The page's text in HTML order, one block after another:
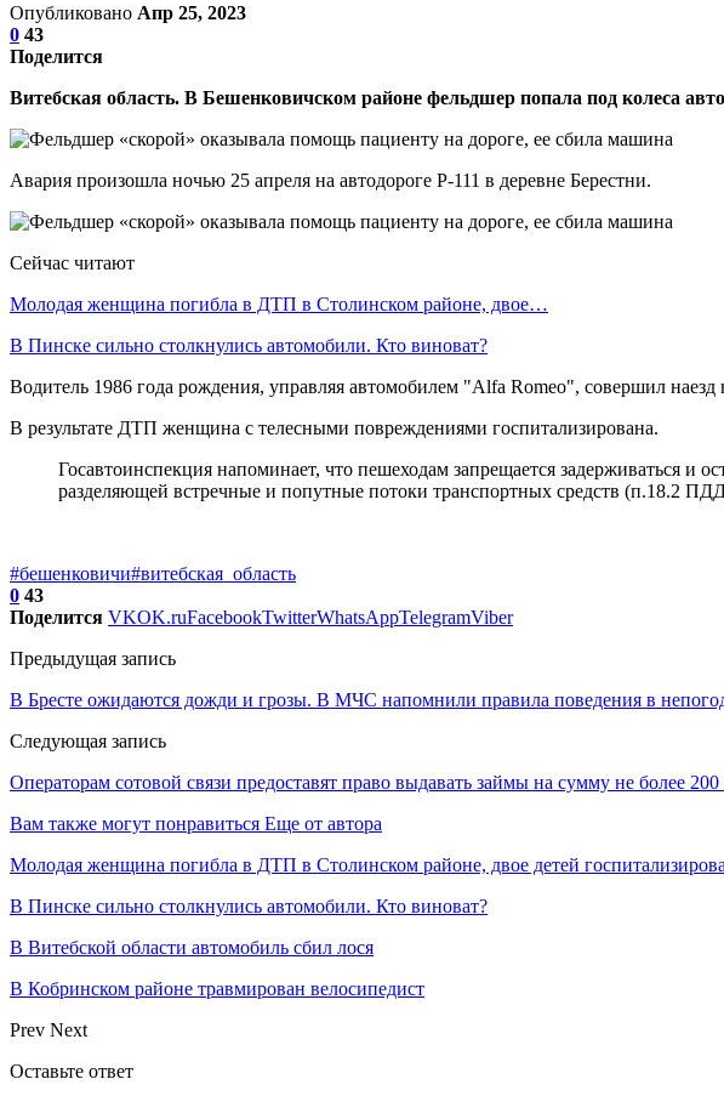
Опубликовано Апр 25, 2023
0 43
Поделится
Витебская область. В Бешенковичском районе фельдшер попала под колеса
Авария произошла ночью 25 апреля на автодороге Р-111 в деревне Берестни.
Сейчас читают
Молодая женщина погибла в ДТП в Столинском районе, двое…
В Пинске сильно столкнулись автомобили. Кто виноват?
Водитель 1986 года рождения, управляя автомобилем "Alfa Romeo", совершил
В результате ДТП женщина с телесными повреждениями госпитализирована.
Госавтоинспекция напоминает, что пешеходам запрещается задерживаться и
разделяющей встречные и попутные потоки транспортных средств (п.18.2
#бешенковичи#витебская_область
0 43
Поделится VKOK.ruFacebookTwitterWhatsAppTelegramViber
Предыдущая запись
В Бресте ожидаются дожди и грозы. В МЧС напомнили правила поведения в
Следующая запись
Операторам сотовой связи предоставят право выдавать займы на сумму не более
Вам также могут понравиться Еще от автора
Молодая женщина погибла в ДТП в Столинском районе, двое детей
В Пинске сильно столкнулись автомобили. Кто виноват?
В Витебской области автомобиль сбил лося
В Кобринском районе травмирован велосипедист
Prev Next
Оставьте ответ